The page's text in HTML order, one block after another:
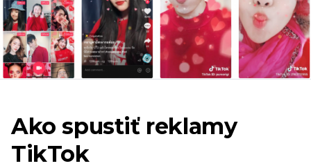
Ako spustiť reklamy
TikTok